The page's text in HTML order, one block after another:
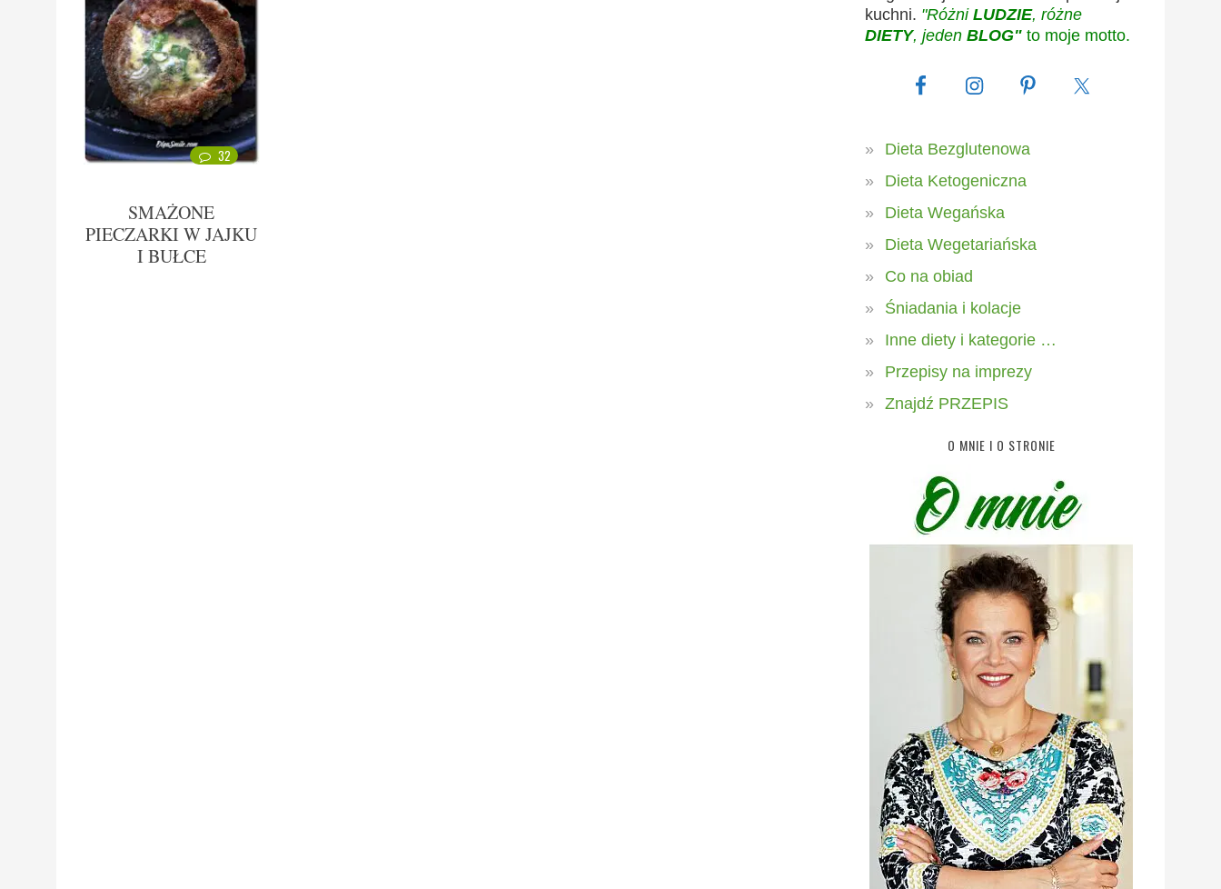
32
SMAŻONE
PIECZARKI W JAJKU
I BUŁCE
kuchni. "Różni LUDZIE, różne
DIETY, jeden BLOG" to moje motto.
Dieta Bezglutenowa
Dieta Ketogeniczna
Dieta Wegańska
Dieta Wegetariańska
Co na obiad
Śniadania i kolacje
Inne diety i kategorie …
Przepisy na imprezy
Znajdź PRZEPIS
O MNIE I O STRONIE